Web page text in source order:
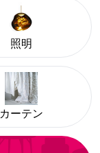
照明
カーテン